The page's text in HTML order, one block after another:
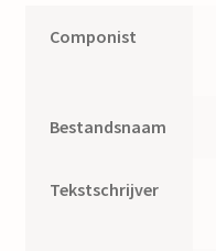
Componist
Bestandsnaam
Tekstschrijver